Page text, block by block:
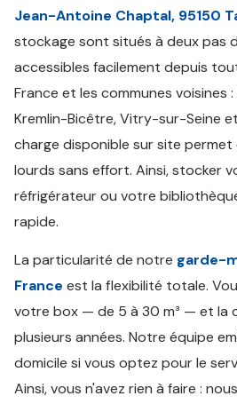
Jean-Antoine Chaptal, 95150
stockage sont situés à deux pas
accessibles facilement depuis
France et les communes voisines
Kremlin-Bicêtre, Vitry-sur-Seine
charge disponible sur site permet
lourds sans effort. Ainsi, stocker
réfrigérateur ou votre
rapide.
La particularité de notre garde-
France est la flexibilité totale.
votre box — de 5 à 30 m³ — et la
plusieurs années. Notre équipe
domicile si vous optez pour le
Ainsi, vous n'avez rien à faire :